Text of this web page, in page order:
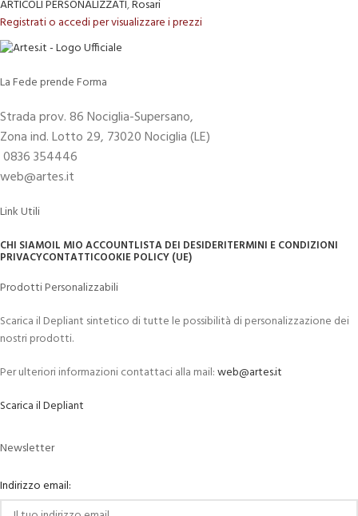
ARTICOLI PERSONALIZZATI,Rosari
Registrati o accedi per visualizzare i prezzi
La Fede prende Forma
Strada prov. 86 Nociglia-Supersano,
Zona ind. Lotto 29, 73020 Nociglia (LE)
0836 354446
web@artes.it
Link Utili
CHI SIAMOIL MIO ACCOUNTLISTA DEI DESIDERITERMINI E CONDIZIONI
PRIVACYCONTATTICOOKIE POLICY (UE)
Prodotti Personalizzabili
Scarica il Depliant sintetico di tutte le possibilità di personalizzazione dei
nostri prodotti.
Per ulteriori informazioni contattaci alla mail:web@artes.it
Scarica il Depliant
Newsletter
Indirizzo email: